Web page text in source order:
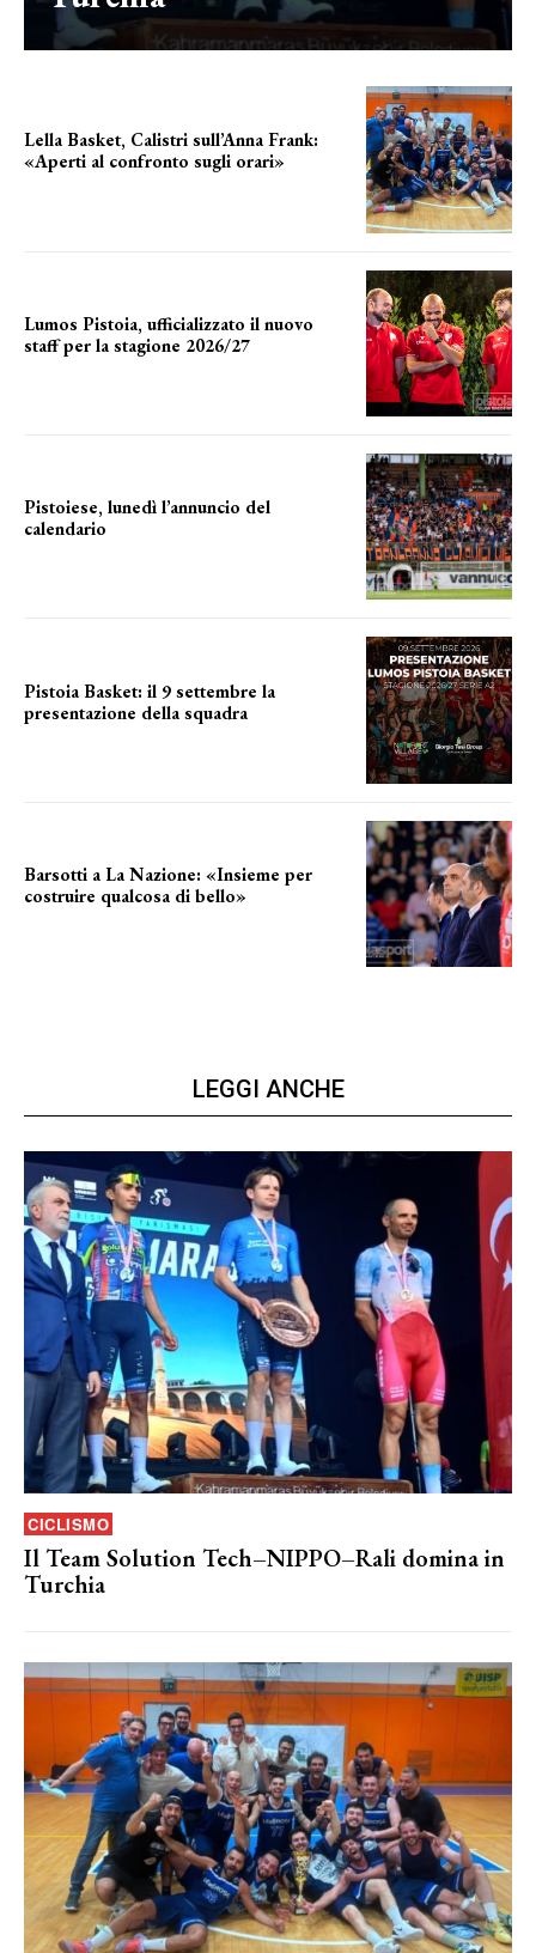
Lella Basket, Calistri sull’Anna Frank:
«Aperti al confronto sugli orari»
Lumos Pistoia, ufficializzato il nuovo
staff per la stagione 2026/27
Pistoiese, lunedì l’annuncio del
calendario
Pistoia Basket: il 9 settembre la
presentazione della squadra
Barsotti a La Nazione: «Insieme per
costruire qualcosa di bello»
LEGGI ANCHE
CICLISMO
Il Team Solution Tech–NIPPO–Rali domina in
Turchia